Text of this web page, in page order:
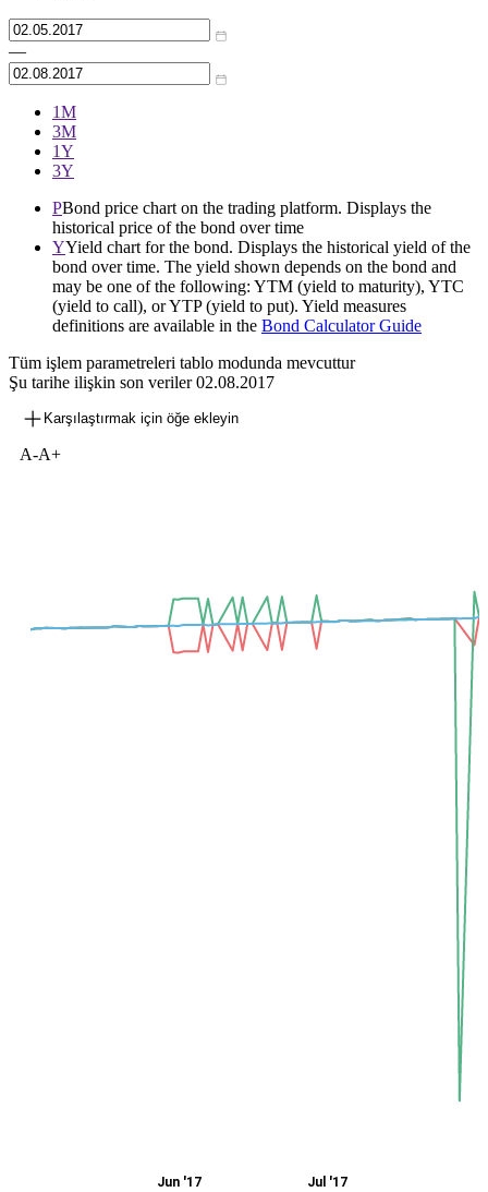
—
1М
3М
1Y
3Y
PBond price chart on the trading platform. Displays the
historical price of the bond over time
YYield chart for the bond. Displays the historical yield of the
bond over time. The yield shown depends on the bond and
may be one of the following: YTM (yield to maturity), YTC
(yield to call), or YTP (yield to put). Yield measures
definitions are available in the Bond Calculator Guide
Tüm işlem parametreleri tablo modunda mevcuttur
Şu tarihe ilişkin son veriler02.08.2017
Karşılaştırmak için öğe ekleyin